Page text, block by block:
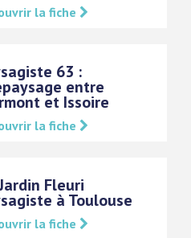
la fiche
63 :
entre
et Issoire
la fiche
Fleuri
à Toulouse
la fiche